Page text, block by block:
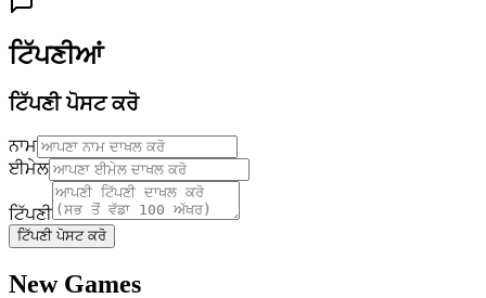
ਟਿੱਪਣੀਆਂ
ਟਿੱਪਣੀ ਪੋਸਟ ਕਰੋ
ਨਾਮ
ਈਮੇਲ
ਟਿੱਪਣੀ
ਟਿੱਪਣੀ ਪੋਸਟ ਕਰੋ
New Games